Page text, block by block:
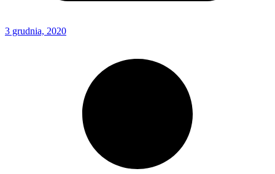
3 grudnia, 2020